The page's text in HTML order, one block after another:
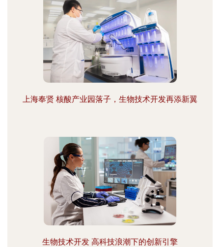
上海奉贤 核酸产业园落子，生物技术开发再添新翼
生物技术开发 高科技浪潮下的创新引擎